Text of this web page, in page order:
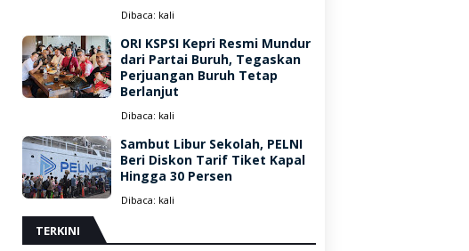
Dibaca: kali
ORI KSPSI Kepri Resmi Mundur
dari Partai Buruh, Tegaskan
Perjuangan Buruh Tetap
Berlanjut
Dibaca: kali
Sambut Libur Sekolah, PELNI
Beri Diskon Tarif Tiket Kapal
Hingga 30 Persen
Dibaca: kali
TERKINI